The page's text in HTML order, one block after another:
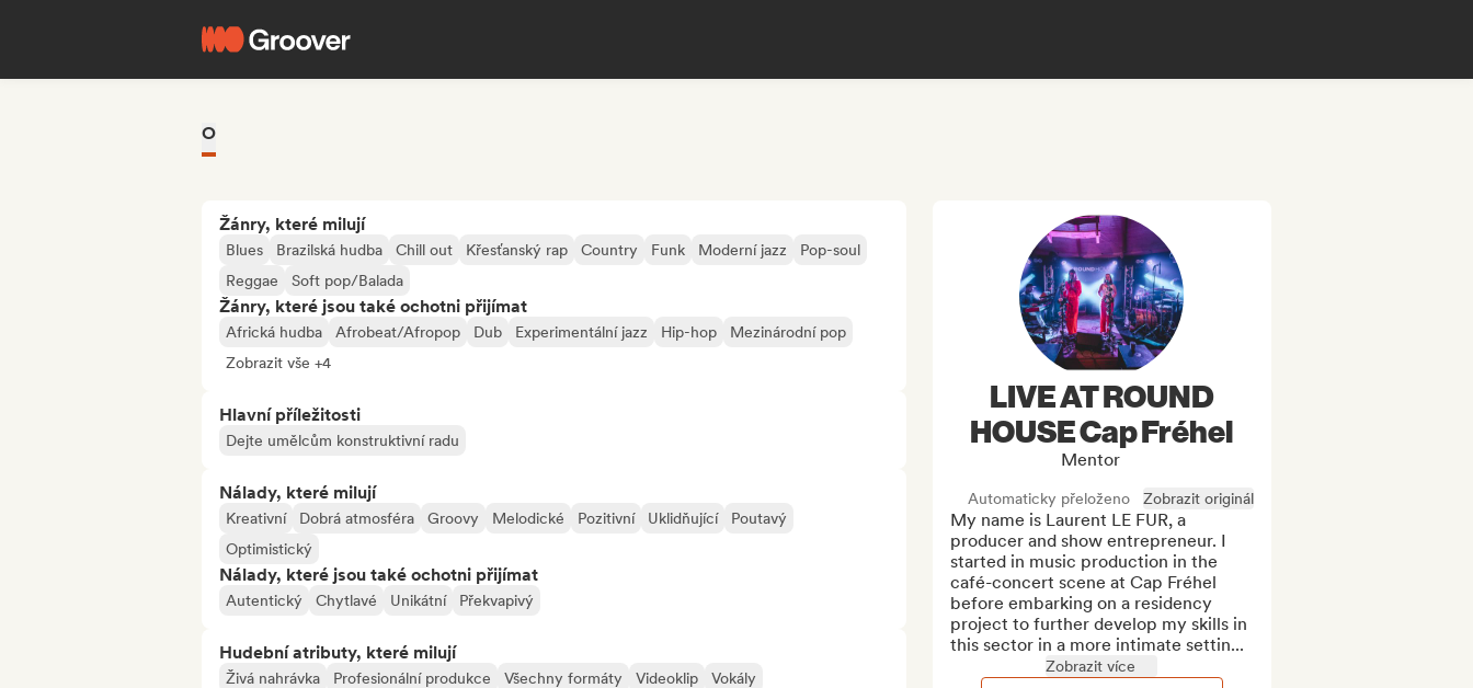
O
Žánry, které milují
Blues Brazilská hudba Chill out Křesťanský rap Country Funk Moderní jazz
Pop-soul
Reggae
Soft pop/Balada
Žánry, které jsou také ochotni přijímat
Africká hudba Afrobeat/Afropop Dub Experimentální jazz Hip-hop
Mezinárodní pop
Zobrazit vše +4
Hlavní příležitosti
Dejte umělcům konstruktivní radu
Nálady, které milují
Kreativní Dobrá atmosféra Groovy Melodické Pozitivní Uklidňující
Poutavý
Optimistický
Nálady, které jsou také ochotni přijímat
Autentický Chytlavé Unikátní Překvapivý
Hudební atributy, které milují
Živá nahrávka Profesionální produkce Všechny formáty Videoklip Vokály
LIVE AT ROUND
HOUSE Cap Fréhel
Mentor
Automaticky přeloženo Zobrazit originál
My name is Laurent LE FUR, a
producer and show entrepreneur. I
started in music production in the
café-concert scene at Cap Fréhel
before embarking on a residency
project to further develop my skills in
this sector in a more intimate settin...
Zobrazit více